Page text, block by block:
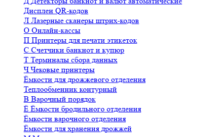
Дисплеи QR-кодов
Л Лазерные сканеры штрих-кодов
О Онлайн-кассы
П Принтеры для печати этикеток
С Счетчики банкнот и купюр
Т Терминалы сбора данных
ЧЧековые принтеры
Ёмкости для дрожжевого отделения
Теплообменник контурный
В Варочный порядок
Ё Ёмкости бродильного отделения
Ёмкости варочного отделения
Ёмкости для хранения дрожжей